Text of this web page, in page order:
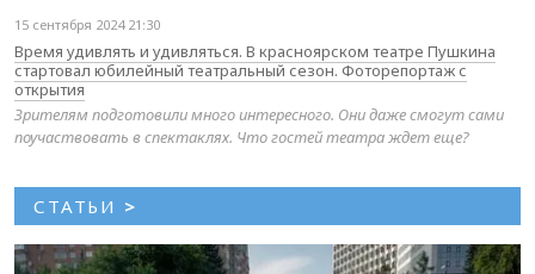
15 сентября 2024 21:30
Время удивлять и удивляться. В красноярском театре Пушкина
стартовал юбилейный театральный сезон. Фоторепортаж с
открытия
Зрителям подготовили много интересного. Они даже смогут сами
поучаствовать в спектаклях. Что гостей театра ждет еще?
СТАТЬИ >